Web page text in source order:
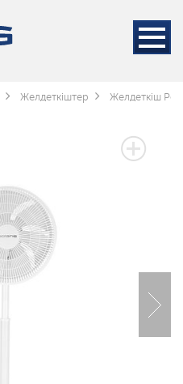
Желдеткіштер Желдеткіш